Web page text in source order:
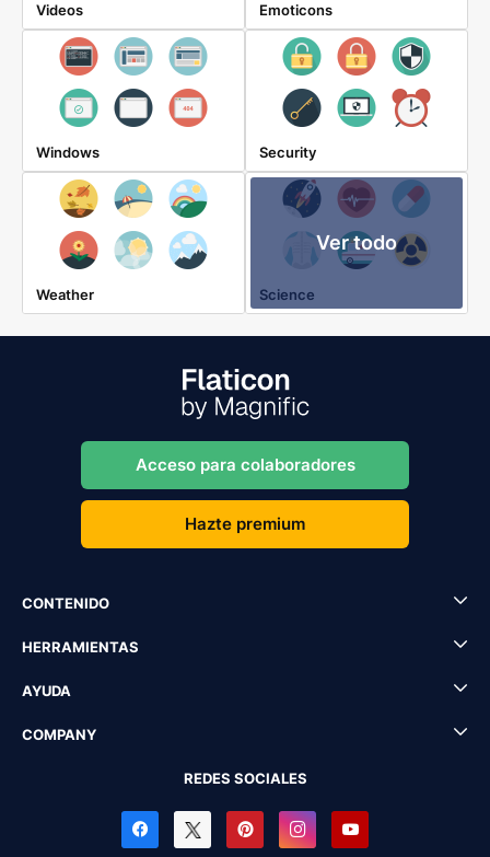
Videos Emoticons
Windows Security
Weather
Ver todo
Science
Acceso para colaboradores
Hazte premium
CONTENIDO
HERRAMIENTAS
AYUDA
COMPANY
REDES SOCIALES